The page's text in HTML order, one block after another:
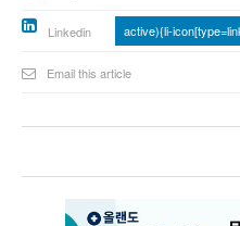
Linkedin active){li-
Email this article